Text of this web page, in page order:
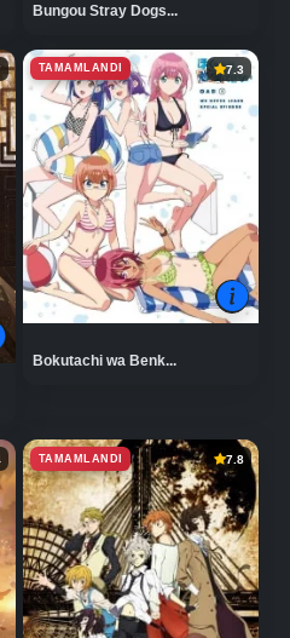
Bungou Stray Dogs...
TAMAMLANDI 7.3
Bokutachi wa Benk...
TAMAMLANDI 7.8